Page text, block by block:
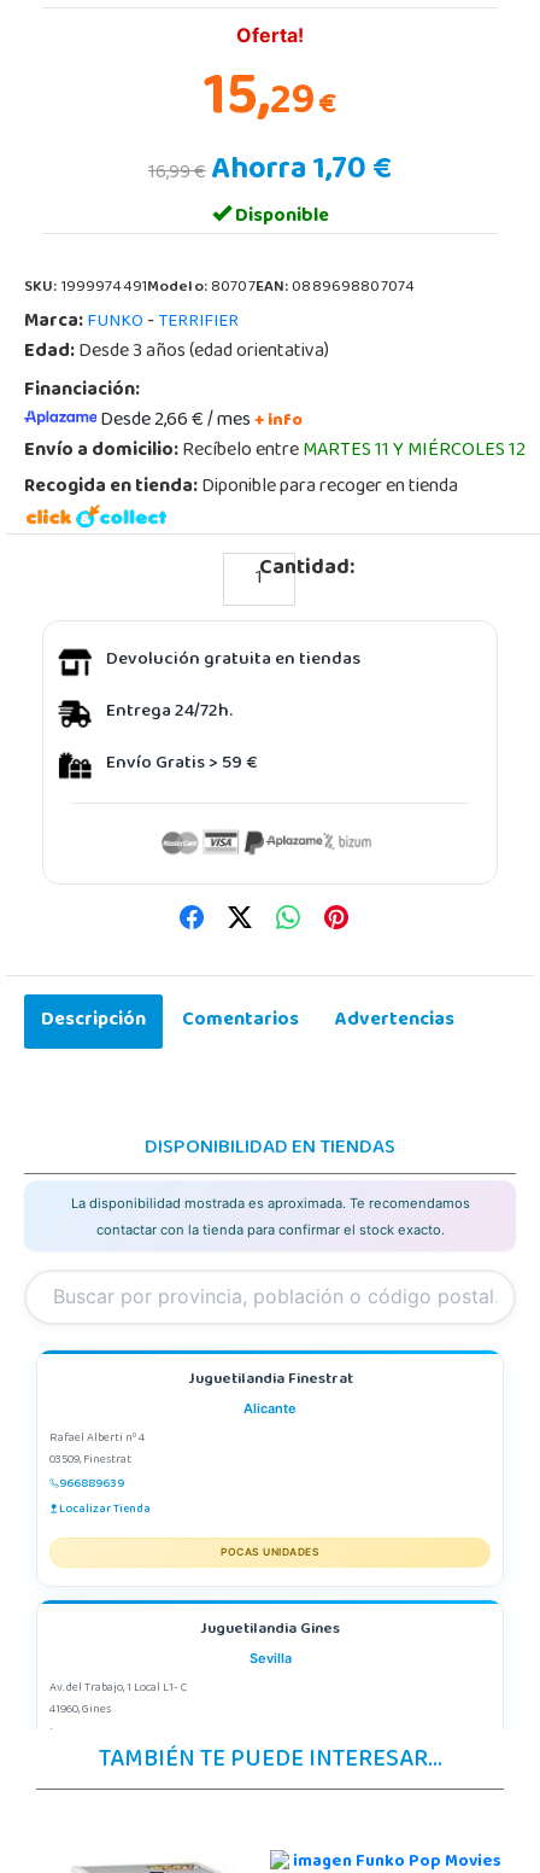
Oferta!
15,29€
16,99 €Ahorra 1,70 €
Disponible
SKU:1999974491Modelo:80707EAN:0889698807074
Marca:FUNKO-TERRIFIER
Edad:Desde 3 años (edad orientativa)
Financiación:
Desde 2,66 € / mes+ info
Envío a domicilio:Recíbelo entreMARTES 11 Y MIÉRCOLES 12
Recogida en tienda:Diponible para recoger en tienda
Cantidad:
Devolución gratuita en tiendas
Entrega 24/72h.
Envío Gratis > 59 €
Descripción Comentarios Advertencias
DISPONIBILIDAD EN TIENDAS
La disponibilidad mostrada es aproximada. Te recomendamos
contactar con la tienda para confirmar el stock exacto.
Juguetilandia Finestrat
Alicante
Rafael Alberti nº 4
03509, Finestrat
966889639
Localizar Tienda
POCAS UNIDADES
Juguetilandia Gines
Sevilla
Av. del Trabajo, 1 Local L1- C
41960, Gines
Localizar Tienda
TAMBIÉN TE PUEDE INTERESAR...